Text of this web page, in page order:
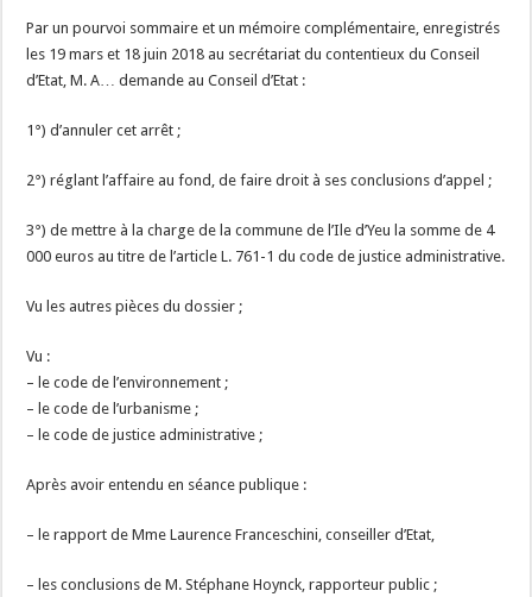
Par un pourvoi sommaire et un mémoire complémentaire, enregistrés
les 19 mars et 18 juin 2018 au secrétariat du contentieux du Conseil
d’Etat, M. A… demande au Conseil d’Etat :
1°) d’annuler cet arrêt ;
2°) réglant l’affaire au fond, de faire droit à ses conclusions d’appel ;
3°) de mettre à la charge de la commune de l’Ile d’Yeu la somme de 4
000 euros au titre de l’article L. 761-1 du code de justice administrative.
Vu les autres pièces du dossier ;
Vu :
– le code de l’environnement ;
– le code de l’urbanisme ;
– le code de justice administrative ;
Après avoir entendu en séance publique :
– le rapport de Mme Laurence Franceschini, conseiller d’Etat,
– les conclusions de M. Stéphane Hoynck, rapporteur public ;